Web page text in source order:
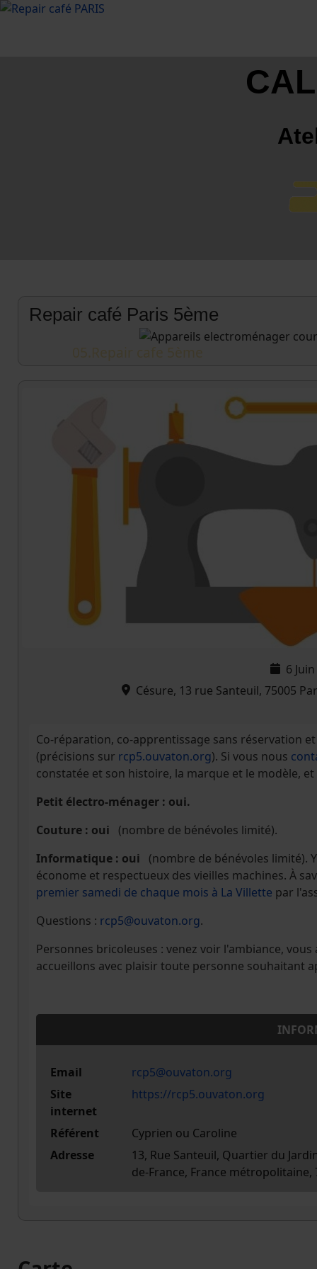
Repair café Paris 5ème
6
Césure, 13 rue Santeuil, 75005
Co-réparation, co-apprentissage sans réservation
(précisions sur rcp5.ouvaton.org). Si vous nous
constatée et son histoire, la marque et le modèle,
Petit électro-ménager : oui.
Couture : oui (nombre de bénévoles limité).
Informatique : oui (nombre de bénévoles limité).
économe et respectueux des vieilles machines. À
premier samedi de chaque mois à La Villette par
Questions : rcp5@ouvaton.org.
Personnes bricoleuses : venez voir l'ambiance,
accueillons avec plaisir toute personne souhaitant
Email
rcp5@ouvaton.org
Site
internet
https://rcp5.ouvaton.org
Référent
Cyprien ou Caroline
Adresse
13, Rue Santeuil, Quartier du
de-France, France métropolitaine,